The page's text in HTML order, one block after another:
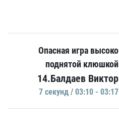
Опасная игра высоко
поднятой клюшкой
14.Балдаев Виктор
7 секунд / 03:10 - 03:17